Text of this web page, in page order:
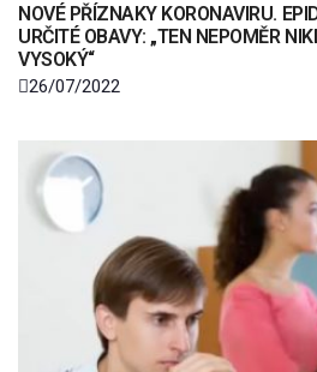
NOVÉ PŘÍZNAKY KORONAVIRU.
URČITÉ OBAVY: „TEN NEPOMĚR
VYSOKÝ“
26/07/2022